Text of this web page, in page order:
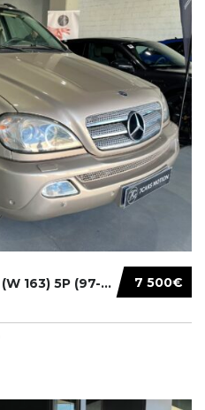
7 500€
MERCEDES BENZ CLASE M (W 163) 5P (97-05) 200...